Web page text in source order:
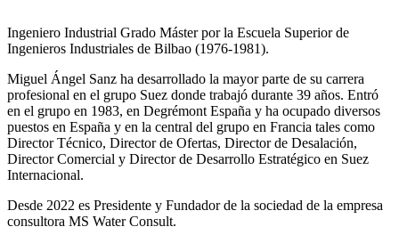
Ingeniero Industrial Grado Máster por la Escuela Superior de
Ingenieros Industriales de Bilbao (1976-1981).
Miguel Ángel Sanz ha desarrollado la mayor parte de su carrera
profesional en el grupo Suez donde trabajó durante 39 años. Entró
en el grupo en 1983, en Degrémont España y ha ocupado diversos
puestos en España y en la central del grupo en Francia tales como
Director Técnico, Director de Ofertas, Director de Desalación,
Director Comercial y Director de Desarrollo Estratégico en Suez
Internacional.
Desde 2022 es Presidente y Fundador de la sociedad de la empresa
consultora MS Water Consult.